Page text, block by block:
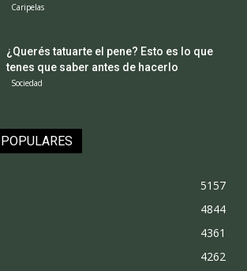
Caripelas
¿Querés tatuarte el pene? Esto es lo que
tenes que saber antes de hacerlo
Sociedad
5157
4844
4361
4262